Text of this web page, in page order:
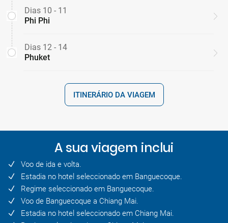
Dias 10 - 11
Phi Phi
Dias 12 - 14
Phuket
ITINERÁRIO DA VIAGEM
A sua viagem inclui
Voo de ida e volta.
Estadia no hotel seleccionado em Banguecoque.
Regime seleccionado em Banguecoque.
Voo de Banguecoque a Chiang Mai.
Estadia no hotel seleccionado em Chiang Mai.